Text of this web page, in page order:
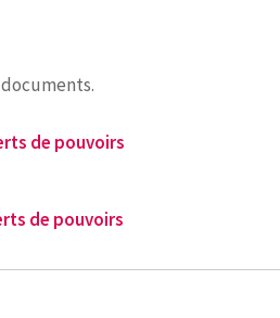
de pouvoirs
de pouvoirs